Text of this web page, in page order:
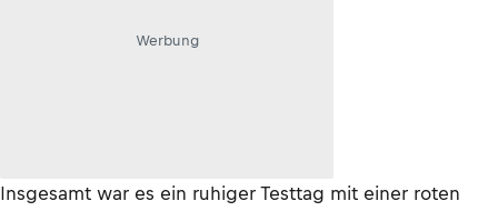
Werbung
Insgesamt war es ein ruhiger Testtag mit einer roten